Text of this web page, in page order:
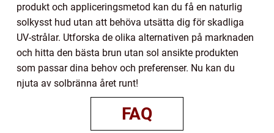
produkt och appliceringsmetod kan du få en naturlig
solkysst hud utan att behöva utsätta dig för skadliga
UV-strålar. Utforska de olika alternativen på marknaden
och hitta den bästa brun utan sol ansikte produkten
som passar dina behov och preferenser. Nu kan du
njuta av solbränna året runt!
FAQ